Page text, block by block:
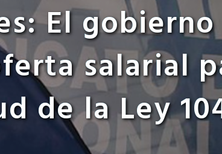
El gobierno
salarial
de la Ley